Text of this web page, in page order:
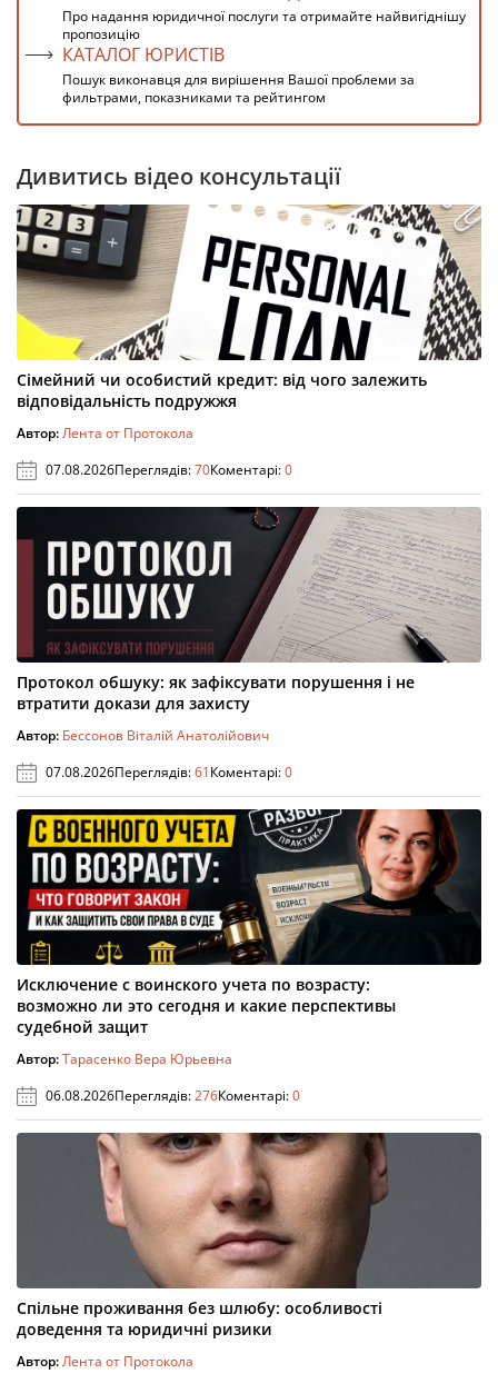
Про надання юридичної послуги та отримайте найвигіднішу
пропозицію
КАТАЛОГ ЮРИСТІВ
Пошук виконавця для вирішення Вашої проблеми за
фильтрами, показниками та рейтингом
Дивитись відео консультації
Сімейний чи особистий кредит: від чого залежить
відповідальність подружжя
Автор:Лента от Протокола
07.08.2026Переглядів:70Коментарі:0
Протокол обшуку: як зафіксувати порушення і не
втратити докази для захисту
Автор: Бессонов Віталій Анатолійович
07.08.2026Переглядів:61Коментарі:0
Исключение с воинского учета по возрасту:
возможно ли это сегодня и какие перспективы
судебной защит
Автор:Тарасенко Вера Юрьевна
06.08.2026Переглядів:276Коментарі:0
Спільне проживання без шлюбу: особливості
доведення та юридичні ризики
Автор:Лента от Протокола